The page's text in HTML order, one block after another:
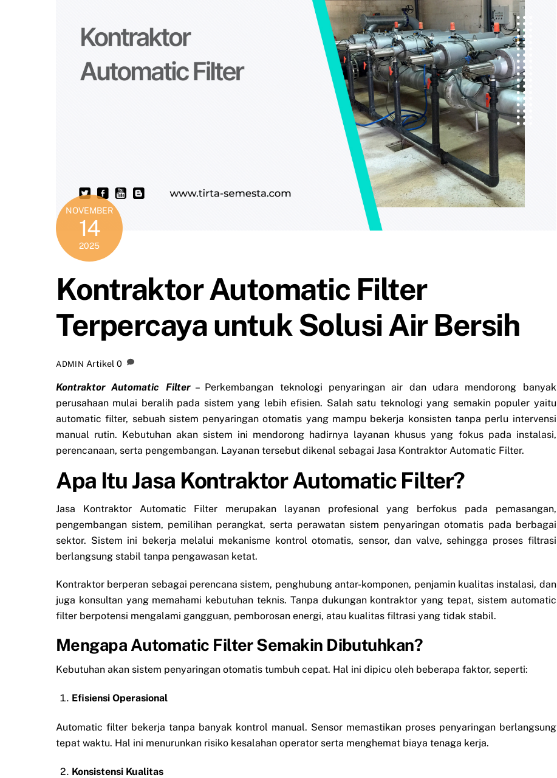
NOVEMBER
14
2025
Kontraktor Automatic Filter
Terpercaya untuk Solusi Air Bersih
ADMIN Artikel 0
Kontraktor Automatic Filter– Perkembangan teknologi penyaringan air dan udara mendorong banyak
perusahaan mulai beralih pada sistem yang lebih efisien. Salah satu teknologi yang semakin populer yaitu
automatic filter, sebuah sistem penyaringan otomatis yang mampu bekerja konsisten tanpa perlu intervensi
manual rutin. Kebutuhan akan sistem ini mendorong hadirnya layanan khusus yang fokus pada instalasi,
perencanaan, serta pengembangan. Layanan tersebut dikenal sebagai Jasa Kontraktor Automatic Filter.
Apa Itu Jasa Kontraktor Automatic Filter?
Jasa Kontraktor Automatic Filter merupakan layanan profesional yang berfokus pada pemasangan,
pengembangan sistem, pemilihan perangkat, serta perawatan sistem penyaringan otomatis pada berbagai
sektor. Sistem ini bekerja melalui mekanisme kontrol otomatis, sensor, dan valve, sehingga proses filtrasi
berlangsung stabil tanpa pengawasan ketat.
Kontraktor berperan sebagai perencana sistem, penghubung antar-komponen, penjamin kualitas instalasi, dan
juga konsultan yang memahami kebutuhan teknis. Tanpa dukungan kontraktor yang tepat, sistem automatic
filter berpotensi mengalami gangguan, pemborosan energi, atau kualitas filtrasi yang tidak stabil.
Mengapa Automatic Filter Semakin Dibutuhkan?
Kebutuhan akan sistem penyaringan otomatis tumbuh cepat. Hal ini dipicu oleh beberapa faktor, seperti:
Efisiensi Operasional
Automatic filter bekerja tanpa banyak kontrol manual. Sensor memastikan proses penyaringan berlangsung
tepat waktu. Hal ini menurunkan risiko kesalahan operator serta menghemat biaya tenaga kerja.
Konsistensi Kualitas